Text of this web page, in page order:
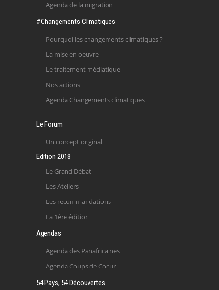
Agenda de la migration
#Changements Climatiques
Pourquoi les changements climatiques ?
La mise en oeuvre
Le traitement médiatique
Nos actions
Agenda Changements climatiques
Le Forum
Un concept original
Edition 2018
Le Grand Débat
Les Ateliers
Les recommandations
La 1ère édition
Agendas
Agenda des Panafricaines
Agenda Coups de Coeur
54 Pays, 54 Découvertes